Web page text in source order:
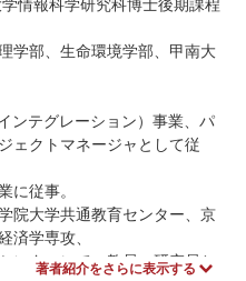
しよう
ッシュアップ
情報科学研究科博士後期課程
学部、生命環境学部、甲南大
ンテグレーション）事業、パ
ェクトマネージャとして従
に従事。
院大学共通教育センター、京
済学専攻、
ンターにて、教員・研究員と
著者紹介をさらに表示する